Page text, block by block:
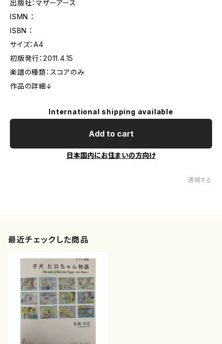
出版社：マザーアース
ISMN ：
ISBN ：
サイズ：A4
初版発行：2011.4.15
楽譜の種類：スコアのみ
作品の詳細↓
International shipping available
Add to cart
日本国内にお住まいの方向け
通報する
最近チェックした商品